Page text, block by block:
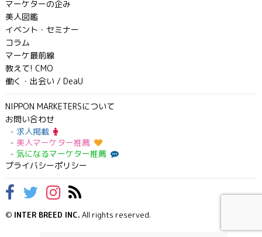
マーケターの企み
美人図鑑
イベント・セミナー
コラム
マーケ最前線
教えて! CMO
働く・出会い / DeaU
NIPPON MARKETERSについて
お問い合わせ
求人掲載
美人マーケター推薦
気になるマーケター推薦
プライバシーポリシー
© INTER BREED INC. All rights reserved.